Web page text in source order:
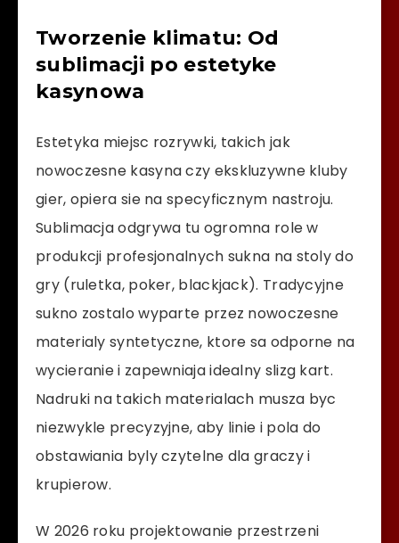
Tworzenie klimatu: Od
sublimacji po estetyke
kasynowa
Estetyka miejsc rozrywki, takich jak
nowoczesne kasyna czy ekskluzywne kluby
gier, opiera sie na specyficznym nastroju.
Sublimacja odgrywa tu ogromna role w
produkcji profesjonalnych sukna na stoly do
gry (ruletka, poker, blackjack). Tradycyjne
sukno zostalo wyparte przez nowoczesne
materialy syntetyczne, ktore sa odporne na
wycieranie i zapewniaja idealny slizg kart.
Nadruki na takich materialach musza byc
niezwykle precyzyjne, aby linie i pola do
obstawiania byly czytelne dla graczy i
krupierow.
W 2026 roku projektowanie przestrzeni